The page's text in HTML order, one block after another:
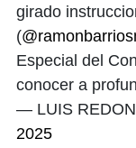
girado
(
Especial del
conocer a
— LUIS
2025